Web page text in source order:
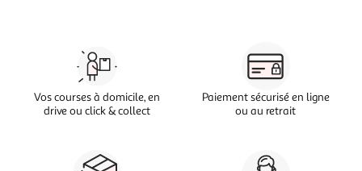
Vos courses à domicile, en
drive ou click & collect
Paiement sécurisé en ligne
ou au retrait